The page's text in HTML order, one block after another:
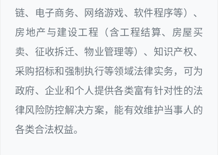
链、电子商务、网络游戏、软件程序等）、
房地产与建设工程（含工程结算、房屋买
卖、征收拆迁、物业管理等）、知识产权、
采购招标和强制执行等领域法律实务，可为
政府、企业和个人提供各类富有针对性的法
律风险防控解决方案，能有效维护当事人的
各类合法权益。